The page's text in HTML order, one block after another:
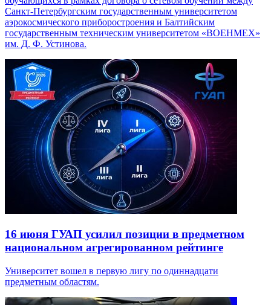
Санкт-Петербургским государственным университетом
аэрокосмического приборостроения и Балтийским
государственным техническим университетом «ВОЕНМЕХ»
им. Д. Ф. Устинова.
16 июня ГУАП усилил позиции в предметном
национальном агрегированном рейтинге
Университет вошел в первую лигу по одиннадцати
предметным областям.